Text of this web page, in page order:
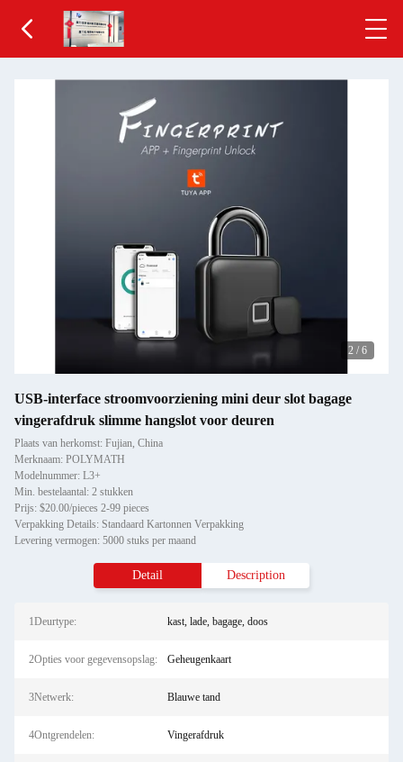
2 / 6
USB-interface stroomvoorziening mini deur slot bagage
vingerafdruk slimme hangslot voor deuren
Plaats van herkomst: Fujian, China
Merknaam: POLYMATH
Modelnummer: L3+
Min. bestelaantal: 2 stukken
Prijs: $20.00/pieces 2-99 pieces
Verpakking Details: Standaard Kartonnen Verpakking
Levering vermogen: 5000 stuks per maand
Detail Description
1Deurtype: kast, lade, bagage, doos
2Opties voor gegevensopslag: Geheugenkaart
3Netwerk: Blauwe tand
4Ontgrendelen: Vingerafdruk